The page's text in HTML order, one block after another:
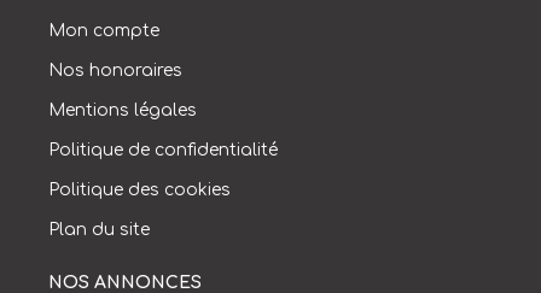
Mon compte
Nos honoraires
Mentions légales
Politique de confidentialité
Politique des cookies
Plan du site
NOS ANNONCES